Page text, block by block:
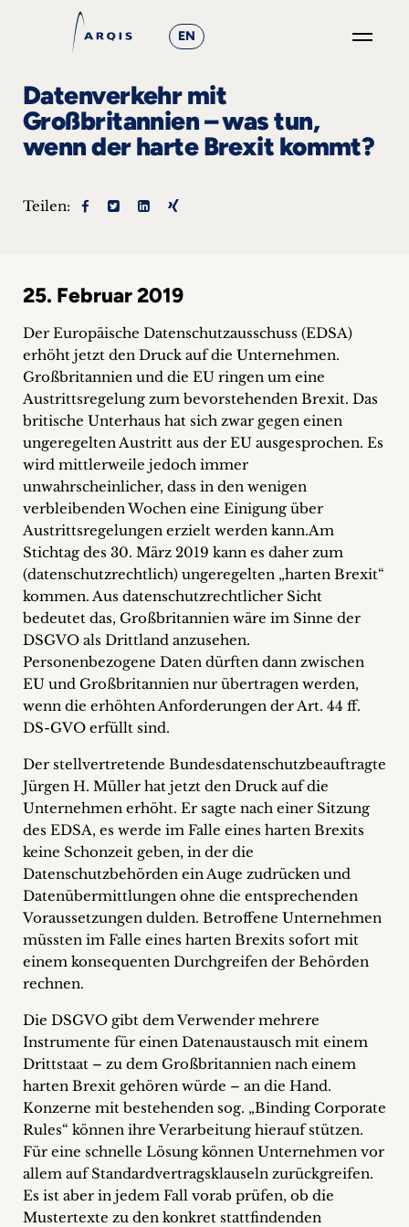
EN
Fokusgruppen
+
Events
+
Karriere
+
Blog
&
Podcasts
+
Team
Philosophie
Presseanfragen
Kontakt
Datenverkehr mit
Großbritannien – was tun,
wenn der harte Brexit kommt?
Teilen:
25. Februar 2019
Der Europäische Datenschutzausschuss (EDSA)
erhöht jetzt den Druck auf die Unternehmen.
Großbritannien und die EU ringen um eine
Austrittsregelung zum bevorstehenden Brexit. Das
britische Unterhaus hat sich zwar gegen einen
ungeregelten Austritt aus der EU ausgesprochen. Es
wird mittlerweile jedoch immer
unwahrscheinlicher, dass in den wenigen
verbleibenden Wochen eine Einigung über
Austrittsregelungen erzielt werden kann.Am
Stichtag des 30. März 2019 kann es daher zum
(datenschutzrechtlich) ungeregelten „harten Brexit“
kommen. Aus datenschutzrechtlicher Sicht
bedeutet das, Großbritannien wäre im Sinne der
DSGVO als Drittland anzusehen.
Personenbezogene Daten dürften dann zwischen
EU und Großbritannien nur übertragen werden,
wenn die erhöhten Anforderungen der Art. 44 ff.
DS-GVO erfüllt sind.
Der stellvertretende Bundesdatenschutzbeauftragte
Jürgen H. Müller hat jetzt den Druck auf die
Unternehmen erhöht. Er sagte nach einer Sitzung
des EDSA, es werde im Falle eines harten Brexits
keine Schonzeit geben, in der die
Datenschutzbehörden ein Auge zudrücken und
Datenübermittlungen ohne die entsprechenden
Voraussetzungen dulden. Betroffene Unternehmen
müssten im Falle eines harten Brexits sofort mit
einem konsequenten Durchgreifen der Behörden
rechnen.
Die DSGVO gibt dem Verwender mehrere
Instrumente für einen Datenaustausch mit einem
Drittstaat – zu dem Großbritannien nach einem
harten Brexit gehören würde – an die Hand.
Konzerne mit bestehenden sog. „Binding Corporate
Rules“ können ihre Verarbeitung hierauf stützen.
Für eine schnelle Lösung können Unternehmen vor
allem auf Standardvertragsklauseln zurückgreifen.
Es ist aber in jedem Fall vorab prüfen, ob die
Mustertexte zu den konkret stattfindenden